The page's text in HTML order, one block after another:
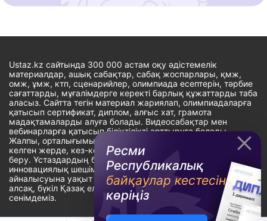
Ресми
Республикалық
байқаулар кестесін
көріңіз
Ustaz.kz сайтында 300 000 астам оқу әдістемелік
материалдар, ашық сабақтар, сабақ жоспарлары, қмж,
омж, ұмж, ктп, сценарийлер, олимпиада есептерін, тәрбие
сағаттарды, мұғалімдерге керекті барлық құжаттарды таба
аласыз. Сайтта тегін материал жариялап, олимпиадаларға
қатысып сертификат, диплом, алғыс хат, грамота
мадақтамаларды алуға болады. Видеосабақтар мен
вебинарларға қатысып біліктілікті арттыруға болады.
Жалпы, орталығымыздың басты мақсаты: ұстаздарға кез-
келген жерде, кез-келген уақытта білім алуына мүмкіндік
беру. Ұстаздардың барлық өзекті мәселелеріне
инновациялық шешім тауып, шығармашылық жұмыспен
айналысуына уақыт сыйлау. «Ұстаздарға сапалы білім бере
алсақ, бүкіл Қазақ еліне білім бере аламыз» - деген
сенімдеміз.